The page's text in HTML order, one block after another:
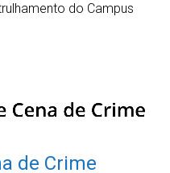
do Campus
de Crime